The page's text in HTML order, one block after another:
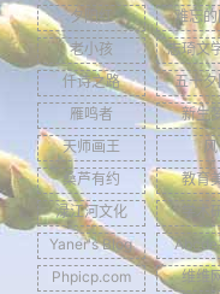
夕阳红
难忘
老小孩
志琦文
仟诗之路
五十
雁鸣者
新生
天师画王
风
桑芦有约
教育
渌江河文化
学术
Yaner's Blog
Abcde
Phpicp.com
维维